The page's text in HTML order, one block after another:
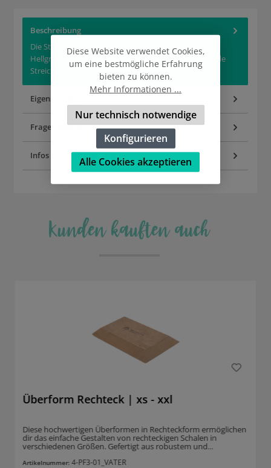
Beschreibung
Die Streichglasur Reseda bringt ein zartes, gelbliches
Hellgrün auf die Keramik. Die deckende und glänzende
Streichglasur is…Mehr
Eigenschaften
Fragen zum Artikel
Infos zur Produktsicherheit
Kunden kauften auch
Überform Rechteck | xs - xxl
Diese hochwertigen Überformen in Rechteckform ermöglichen
dir das einfache Gestalten von rechteckigen Schalen in
verschiedenen Größen. Gefertigt aus robustem und
feuchtigkeitsresistentem MDF-Material, bieten sie eine lange
Lebensdauer und hervorragende Stabilität. Um die
Artikelnummer: 4-PF3-01_VATER
Diese Website verwendet Cookies,
um eine bestmögliche Erfahrung
bieten zu können.
Mehr Informationen ...
Nur technisch notwendige
Konfigurieren
Alle Cookies akzeptieren